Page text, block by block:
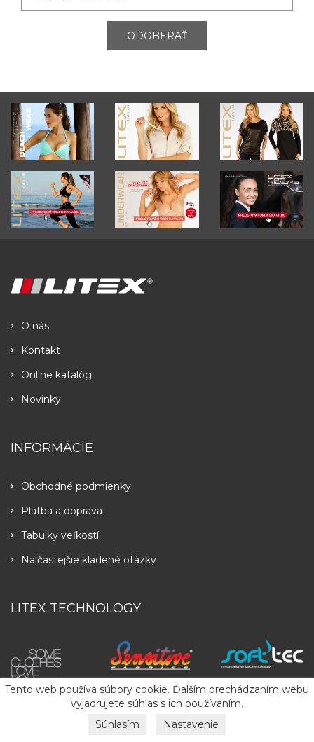
ODOBERAŤ
Tento web používa súbory cookie. Ďalším prechádzaním webu
vyjadrujete súhlas s ich používaním.
Súhlasím
Nastavenie
O nás
Kontakt
Online katalóg
Novinky
INFORMÁCIE
Obchodné podmienky
Platba a doprava
Tabulky veľkostí
Najčastejšie kladené otázky
LITEX TECHNOLOGY